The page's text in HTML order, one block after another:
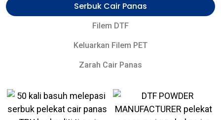
Serbuk Cair Panas
Filem DTF
Keluarkan Filem PET
Zarah Cair Panas